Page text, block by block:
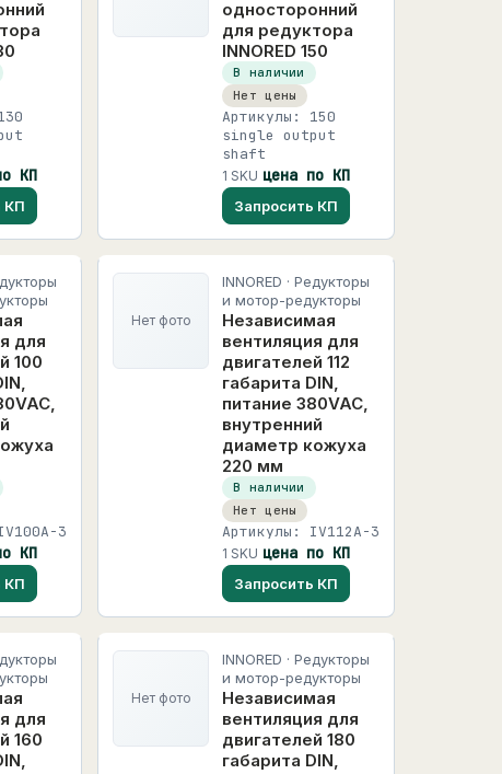
КП
КП
односторонний
для редуктора
INNORED 150
В наличии
Нет цены
Артикулы: 150
single output
shaft
1 SKU цена по КП
Запросить КП
для
100
3
КП
КП
Нет фото
INNORED · Редукторы
и мотор-редукторы
Независимая
вентиляция для
двигателей 112
габарита DIN,
питание 380VAC,
внутренний
диаметр кожуха
220 мм
В наличии
Нет цены
Артикулы: IV112A-3
1 SKU цена по КП
Запросить КП
для
160
Нет фото
INNORED · Редукторы
и мотор-редукторы
Независимая
вентиляция для
двигателей 180
габарита DIN,